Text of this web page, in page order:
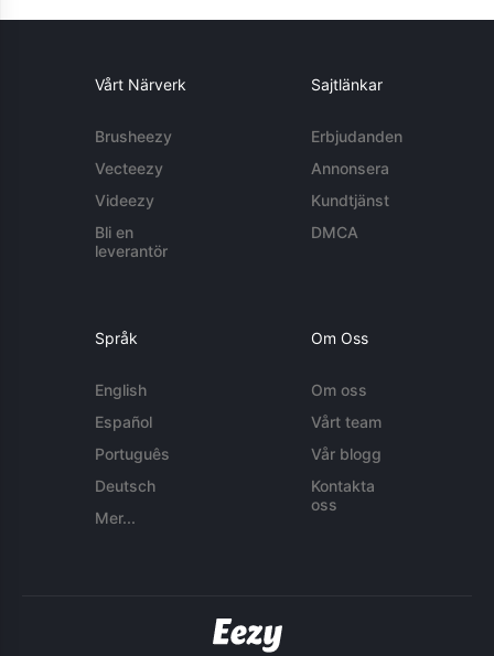
Vårt Närverk
Brusheezy
Vecteezy
Videezy
Bli en
leverantör
Sajtlänkar
Erbjudanden
Annonsera
Kundtjänst
DMCA
Språk
English
Español
Português
Deutsch
Mer...
Om Oss
Om oss
Vårt team
Vår blogg
Kontakta
oss